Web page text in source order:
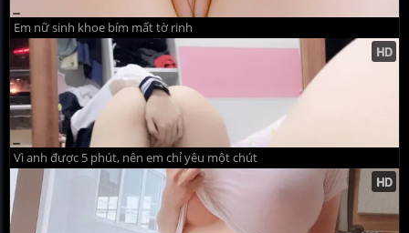
Em nữ sinh khoe bím mất tờ rinh
Vì anh được 5 phút, nên em chỉ yêu một chút